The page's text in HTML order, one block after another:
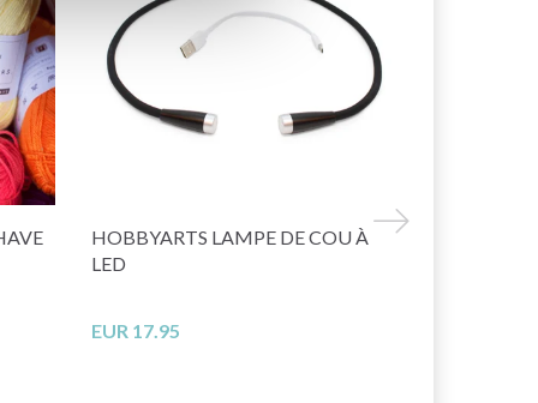
HOBBYARTS LAMPE DE COU À
LED
EUR 17.95